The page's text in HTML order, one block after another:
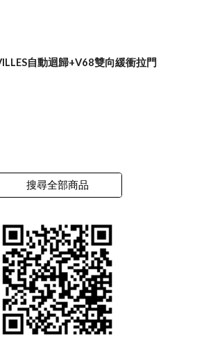
自動迴歸+V68雙向緩衝拉門
搜尋全部商品